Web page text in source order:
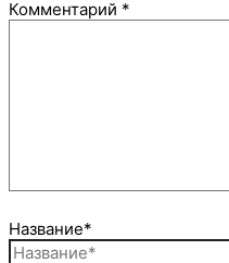
Комментарий *
Название*